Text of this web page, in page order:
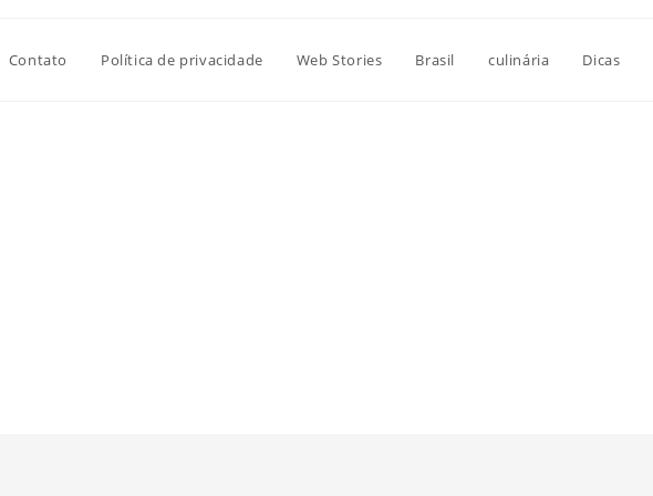
Contato Política de privacidade Web Stories Brasil culinária Dicas